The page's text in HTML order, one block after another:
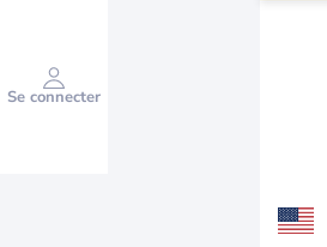
Se connecter